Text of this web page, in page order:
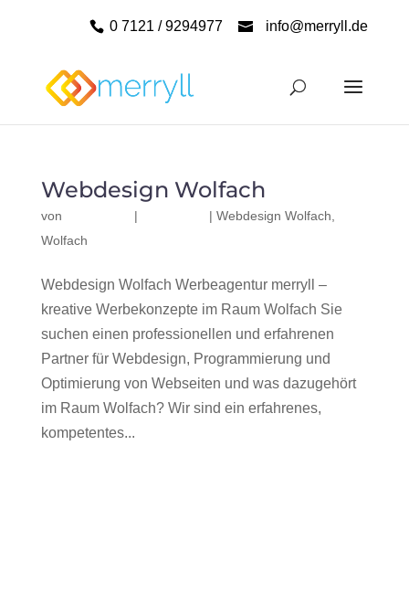
0 7121 / 9294977 info@merryll.de
Webdesign Wolfach
von | | Webdesign Wolfach
Wolfach
Webdesign Wolfach Werbeagentur merryll –
kreative Werbekonzepte im Raum Wolfach Sie
suchen einen professionellen und erfahrenen
Partner für Webdesign, Programmierung und
Optimierung von Webseiten und was dazugehört
im Raum Wolfach? Wir sind ein erfahrenes,
kompetentes...